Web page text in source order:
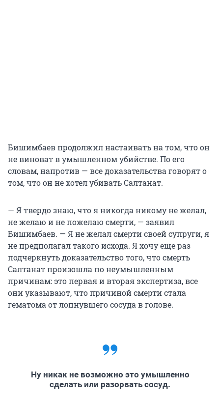
Бишимбаев продолжил настаивать на том, что он
не виноват в умышленном убийстве. По его
словам, напротив — все доказательства говорят о
том, что он не хотел убивать Салтанат.
— Я твердо знаю, что я никогда никому не желал,
не желаю и не пожелаю смерти, — заявил
Бишимбаев. — Я не желал смерти своей супруги, я
не предполагал такого исхода. Я хочу еще раз
подчеркнуть доказательство того, что смерть
Салтанат произошла по неумышленным
причинам: это первая и вторая экспертиза, все
они указывают, что причиной смерти стала
гематома от лопнувшего сосуда в голове.
Ну никак не возможно это умышленно
сделать или разорвать сосуд.